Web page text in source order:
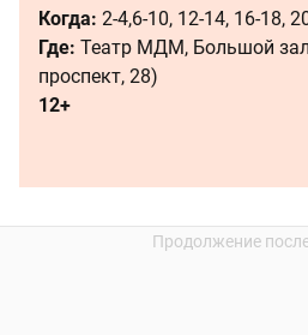
Когда: 2-4,6-10, 12-14, 16-18,
Где: Театр МДМ, Большой
проспект, 28)
12+